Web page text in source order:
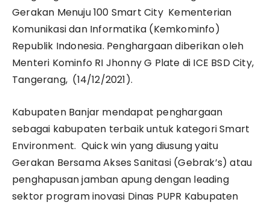
Gerakan Menuju 100 Smart City Kementerian
Komunikasi dan Informatika (Kemkominfo)
Republik Indonesia. Penghargaan diberikan oleh
Menteri Kominfo RI Jhonny G Plate di ICE BSD City,
Tangerang, (14/12/2021).
Kabupaten Banjar mendapat penghargaan
sebagai kabupaten terbaik untuk kategori Smart
Environment. Quick win yang diusung yaitu
Gerakan Bersama Akses Sanitasi (Gebrak’s) atau
penghapusan jamban apung dengan leading
sektor program inovasi Dinas PUPR Kabupaten